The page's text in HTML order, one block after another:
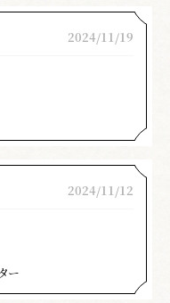
刀筋に勢いがな
手上段・中段・
太刀半身の構
先の高さ等が正確
太刀の「機を見
2024/11/19
2024/11/12
ー